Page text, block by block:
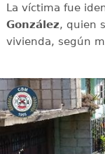
La víctima fue
González, quien
vivienda, según